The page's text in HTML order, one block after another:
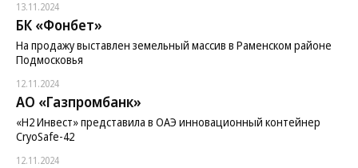
13.11.2024
БК «Фонбет»
На продажу выставлен земельный массив в Раменском районе
Подмосковья
12.11.2024
АО «Газпромбанк»
«H2 Инвест» представила в ОАЭ инновационный контейнер
CryoSafe-42
12.11.2024